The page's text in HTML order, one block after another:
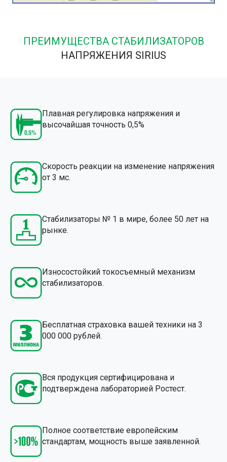
ПРЕИМУЩЕСТВА СТАБИЛИЗАТОРОВ
НАПРЯЖЕНИЯ SIRIUS
Плавная регулировка напряжения и
высочайшая точность 0,5%
Скорость реакции на изменение напряжения
от 3 мс.
Стабилизаторы № 1 в мире, более 50 лет на
рынке.
Износостойкий токосъемный механизм
стабилизаторов.
Бесплатная страховка вашей техники на 3
000 000 рублей.
Вся продукция сертифицирована и
подтверждена лабораторией Ростест.
Полное соответствие европейским
стандартам, мощность выше заявленной.